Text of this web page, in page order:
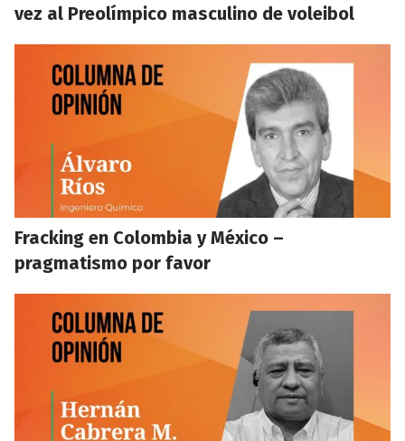
vez al Preolímpico masculino de voleibol
Fracking en Colombia y México –
pragmatismo por favor